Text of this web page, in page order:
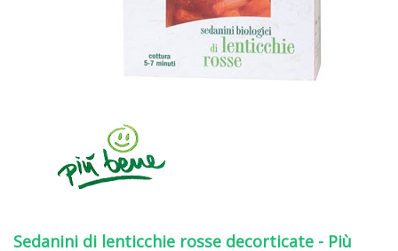
Sedanini di lenticchie rosse decorticate - Più